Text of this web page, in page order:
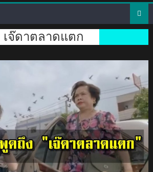
เจ๊ดาตลาดแตก